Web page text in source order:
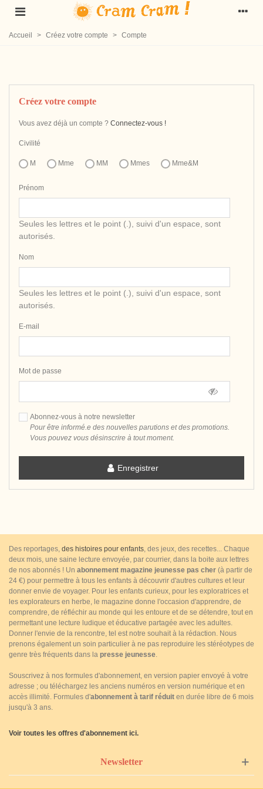
Accueil > Créez votre compte > Compte
Créez votre compte
Vous avez déjà un compte ? Connectez-vous !
Civilité
M Mme MM Mmes Mme&M
Prénom
Seules les lettres et le point (.), suivi d'un espace, sont
autorisés.
Nom
Seules les lettres et le point (.), suivi d'un espace, sont
autorisés.
E-mail
Mot de passe
Abonnez-vous à notre newsletter
Pour être informé.e des nouvelles parutions et des promotions.
Vous pouvez vous désinscrire à tout moment.
Enregistrer
Des reportages, des histoires pour enfants, des jeux, des recettes... Chaque
deux mois, une saine lecture envoyée, par courrier, dans la boite aux lettres
de nos abonnés ! Un abonnement magazine jeunesse pas cher (à partir de
24 €) pour permettre à tous les enfants à découvrir d'autres cultures et leur
donner envie de voyager. Pour les enfants curieux, pour les exploratrices et
les explorateurs en herbe, le magazine donne l'occasion d'apprendre, de
comprendre, de réfléchir au monde qui les entoure et de se détendre, tout en
permettant une lecture ludique et éducative partagée avec les adultes.
Donner l'envie de la rencontre, tel est notre souhait à la rédaction. Nous
prenons également un soin particulier à ne pas reproduire les stéréotypes de
genre très fréquents dans la presse jeunesse.
Souscrivez à nos formules d'abonnement, en version papier envoyé à votre
adresse ; ou téléchargez les anciens numéros en version numérique et en
accès illimité. Formules d'abonnement à tarif réduit en durée libre de 6 mois
jusqu'à 3 ans.
Voir toutes les offres d'abonnement ici.
Newsletter